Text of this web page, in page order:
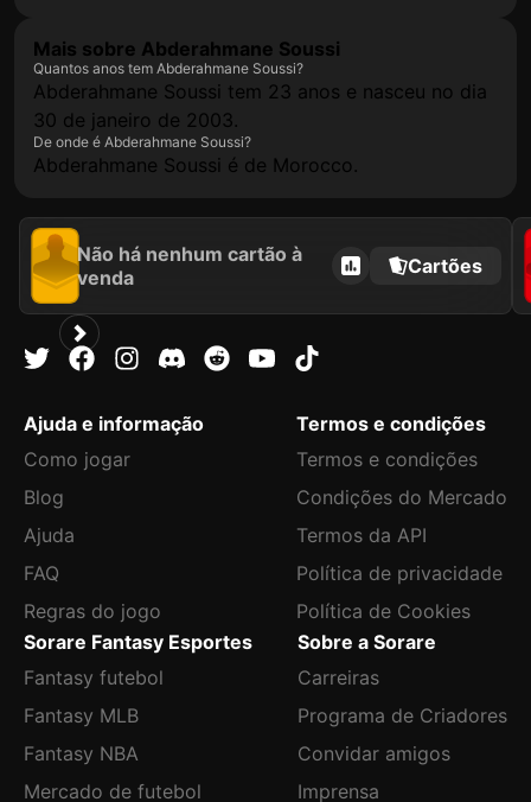
Mais sobre Abderahmane Soussi
Quantos anos tem Abderahmane Soussi?
Abderahmane Soussi tem 23 anos e nasceu no dia
30 de janeiro de 2003.
De onde é Abderahmane Soussi?
Abderahmane Soussi é de Morocco.
Não há nenhum cartão à
venda
Cartões
Ajuda e informação
Como jogar
Blog
Ajuda
FAQ
Regras do jogo
Termos e condições
Termos e condições
Condições do Mercado
Termos da API
Política de privacidade
Política de Cookies
Sorare Fantasy Esportes
Fantasy futebol
Fantasy MLB
Fantasy NBA
Mercado de futebol
Sobre a Sorare
Carreiras
Programa de Criadores
Convidar amigos
Imprensa